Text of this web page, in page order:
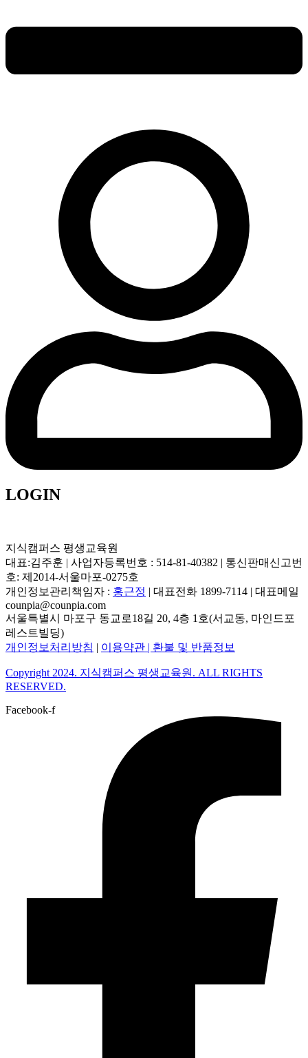
LOGIN
지식캠퍼스 평생교육원
대표:김주훈 | 사업자등록번호 : 514-81-40382 | 통신판매신고번
호: 제2014-서울마포-0275호
개인정보관리책임자 : 홍근정 | 대표전화 1899-7114 | 대표메일
counpia@counpia.com
서울특별시 마포구 동교로18길 20, 4층 1호(서교동, 마인드포
레스트빌딩)
개인정보처리방침 | 이용약관 | 환불 및 반품정보
Copyright 2024. 지식캠퍼스 평생교육원. ALL RIGHTS
RESERVED.
Facebook-f